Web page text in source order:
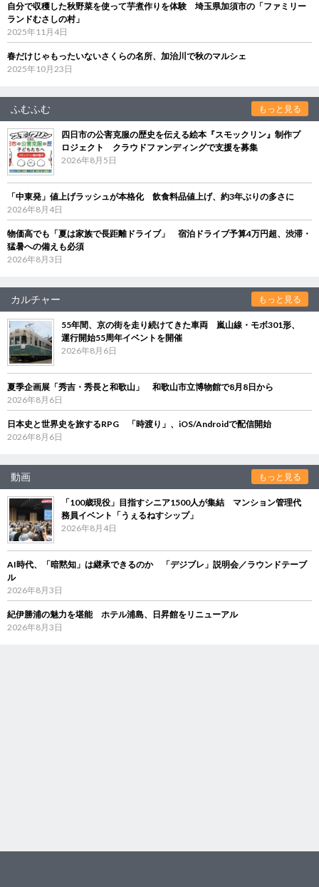
自分で収穫した秋野菜を使って芋煮作りを体験 埼玉県加須市の「ファミリー
ランドむさしの村」
2025年11月4日
春だけじゃもったいないさくらの名所、加治川で秋のマルシェ
2025年10月23日
ふむふむ もっと見る
四日市の公害克服の歴史を伝える絵本『スモックリン』制作プ
ロジェクト クラウドファンディングで支援を募集
2026年8月5日
「中東発」値上げラッシュが本格化 飲食料品値上げ、約3年ぶりの多さに
2026年8月4日
物価高でも「夏は家族で長距離ドライブ」 宿泊ドライブ予算4万円超、渋滞・
猛暑への備えも必須
2026年8月3日
カルチャー もっと見る
55年間、京の街を走り続けてきた車両 嵐山線・モボ301形、
運行開始55周年イベントを開催
2026年8月6日
夏季企画展「秀吉・秀長と和歌山」 和歌山市立博物館で8月8日から
2026年8月6日
日本史と世界史を旅するRPG 「時渡り」、iOS/Androidで配信開始
2026年8月6日
動画 もっと見る
「100歳現役」目指すシニア1500人が集結 マンション管理代
務員イベント「うぇるねすシップ」
2026年8月4日
AI時代、「暗黙知」は継承できるのか 「デジブレ」説明会／ラウンドテーブ
ル
2026年8月3日
紀伊勝浦の魅力を堪能 ホテル浦島、日昇館をリニューアル
2026年8月3日